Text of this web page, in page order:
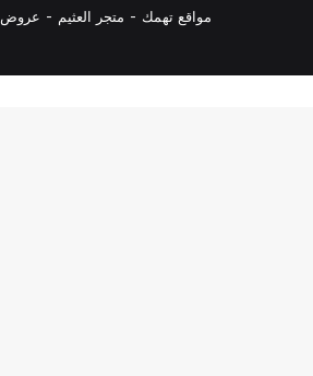
مواقع تهمك - متجر العثيم - عروض